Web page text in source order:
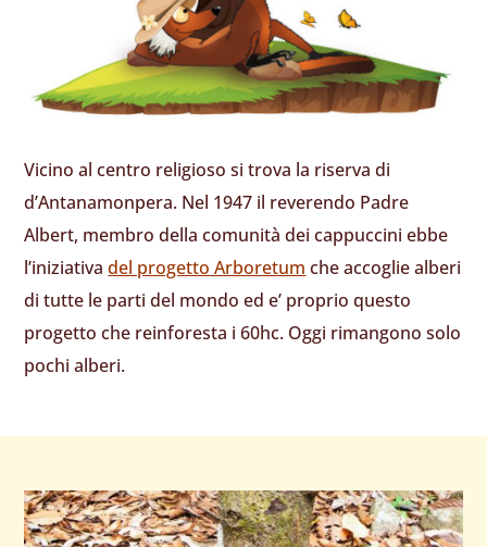
Vicino al centro religioso si trova la riserva di
d’Antanamonpera. Nel 1947 il reverendo Padre
Albert, membro della comunità dei cappuccini ebbe
l’iniziativadel progetto Arboretum che accoglie alberi
di tutte le parti del mondo ed e’ proprio questo
progetto che reinforesta i 60hc. Oggi rimangono solo
pochi alberi.